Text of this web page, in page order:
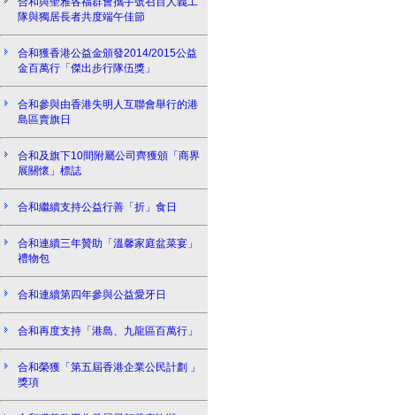
隊與獨居長者共度端午佳節
合和獲香港公益金頒發2014/2015公益
金百萬行「傑出步行隊伍獎」
合和參與由香港失明人互聯會舉行的港
島區賣旗日
合和及旗下10間附屬公司齊獲頒「商界
展關懷」標誌
合和繼續支持公益行善「折」食日
合和連續三年贊助「溫馨家庭盆菜宴」
禮物包
合和連續第四年參與公益愛牙日
合和再度支持「港島、九龍區百萬行」
合和榮獲「第五屆香港企業公民計劃 」
獎項